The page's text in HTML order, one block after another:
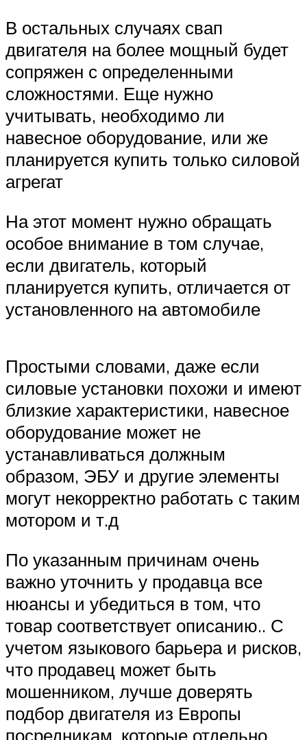
В остальных случаях свап
двигателя на более мощный будет
сопряжен с определенными
сложностями. Еще нужно
учитывать, необходимо ли
навесное оборудование, или же
планируется купить только силовой
агрегат
На этот момент нужно обращать
особое внимание в том случае,
если двигатель, который
планируется купить, отличается от
установленного на автомобиле
Простыми словами, даже если
силовые установки похожи и имеют
близкие характеристики, навесное
оборудование может не
устанавливаться должным
образом, ЭБУ и другие элементы
могут некорректно работать с таким
мотором и т.д
По указанным причинам очень
важно уточнить у продавца все
нюансы и убедиться в том, что
товар соответствует описанию.. С
учетом языкового барьера и рисков,
что продавец может быть
мошенником, лучше доверять
подбор двигателя из Европы
посредникам, которые отдельно